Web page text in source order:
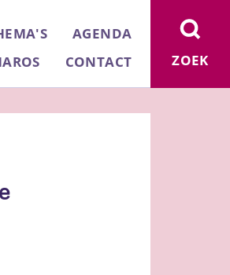
ZOEK
AGENDA
CONTACT